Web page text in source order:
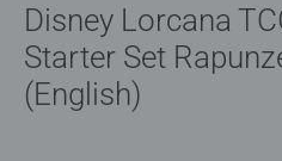
Disney Lorcana
Starter Set
(English)